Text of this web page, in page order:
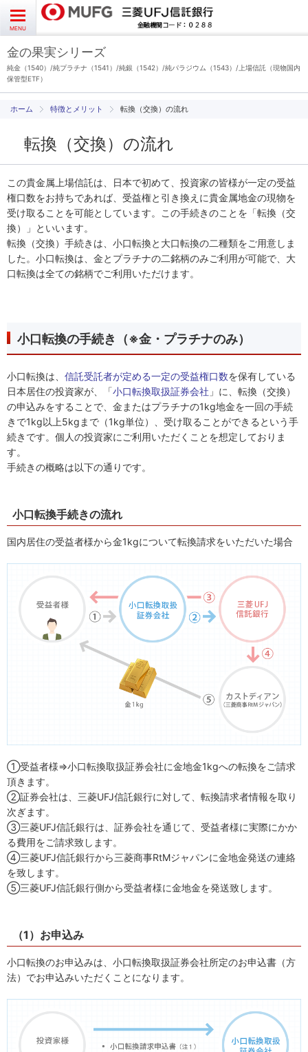
CLOSE
MENU
特徴とメリット 転換（交換）の流れ
転換（交換）の流れ
この貴金属上場信託は、日本で初めて、投資家の皆様が一定の受益
権口数をお持ちであれば、受益権と引き換えに貴金属地金の現物を
受け取ることを可能としています。この手続きのことを「転換（交
換）」といいます。
転換（交換）手続きは、小口転換と大口転換の二種類をご用意しま
した。小口転換は、金とプラチナの二銘柄のみご利用が可能で、大
口転換は全ての銘柄でご利用いただけます。
小口転換の手続き（※金・プラチナのみ）
小口転換は、 信託受託者が定める一定の受益権口数を保有している
日本居住の投資家が、「小口転換取扱証券会社 」に、転換（交換）
の申込みをすることで、金またはプラチナの1kg地金を一回の手続
きで1kg以上5kgまで（1kg単位）、受け取ることができるという手
続きです。個人の投資家にご利用いただくことを想定しておりま
す。
手続きの概略は以下の通りです。
小口転換手続きの流れ
国内居住の受益者様から金1kgについて転換請求をいただいた場合
①受益者様⇒小口転換取扱証券会社に金地金1kgへの転換をご請求
頂きます。
②証券会社は、三菱UFJ信託銀行に対して、転換請求者情報を取り
次ぎます。
③三菱UFJ信託銀行は、証券会社を通じて、受益者様に実際にかか
る費用をご請求致します。
④三菱UFJ信託銀行から三菱商事RtMジャパンに金地金発送の連絡
を致します。
⑤三菱UFJ信託銀行側から受益者様に金地金を発送致します。
（1）お申込み
小口転換のお申込みは、小口転換取扱証券会社所定のお申込書（方
法）でお申込みいただくことになります。
金の果実シリーズ
純金（1540）/純プラチナ（1541）/純銀（1542）/純パラジウム（1543）/上場信託（現物国内
保管型ETF）
金の果実シリーズとは
特徴とメリット
商品ラインナップ
各種お手続き
ブログ
データ・レポート
よくあるご質問 お問い合わせ